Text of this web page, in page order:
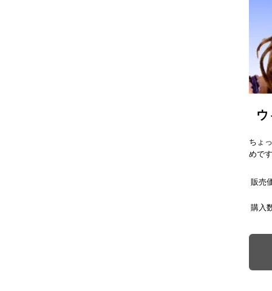
ウ
ちょ
めで
販売
購入